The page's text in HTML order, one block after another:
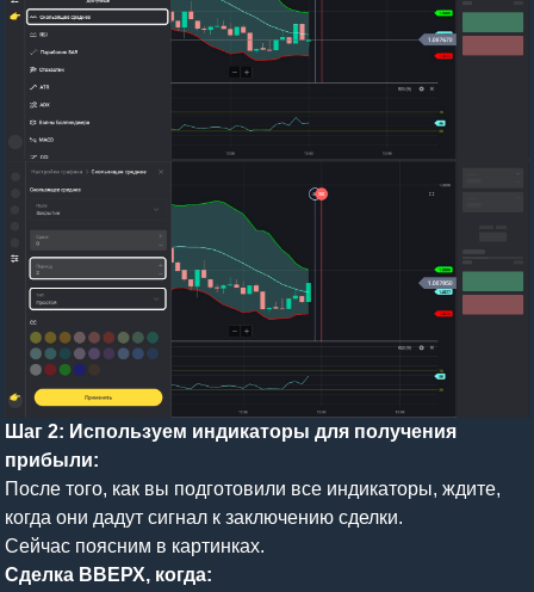
Шаг 2: Используем индикаторы для получения
прибыли:
После того, как вы подготовили все индикаторы, ждите,
когда они дадут сигнал к заключению сделки.
Сейчас поясним в картинках.
Сделка ВВЕРХ, когда: